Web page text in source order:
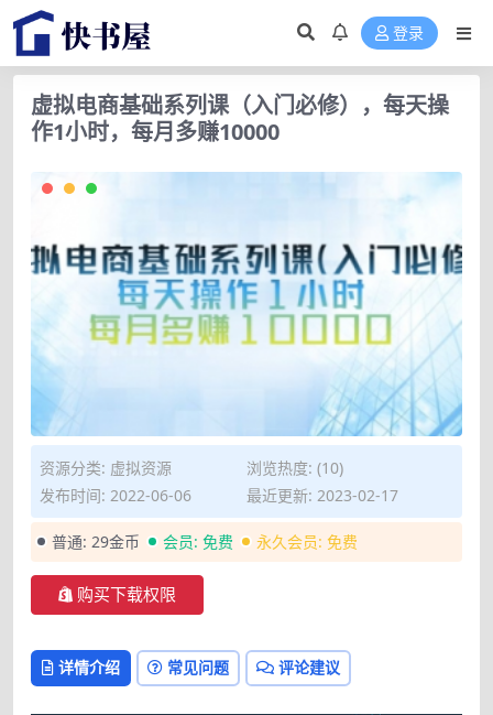
登录
虚拟电商基础系列课（入门必修），每天操
作1小时，每月多赚10000
资源分类: 虚拟资源
浏览热度: (10)
发布时间: 2022-06-06
最近更新: 2023-02-17
普通: 29金币 会员: 免费 永久会员: 免费
购买下载权限
详情介绍 常见问题 评论建议